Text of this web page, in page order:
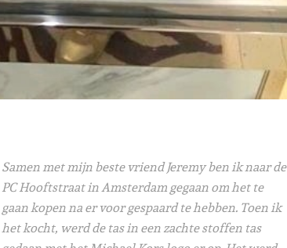
Samen met mijn beste vriend Jeremy ben ik naar de
PC Hooftstraat in Amsterdam gegaan om het te
gaan kopen na er voor gespaard te hebben. Toen ik
het kocht, werd de tas in een zachte stoffen tas